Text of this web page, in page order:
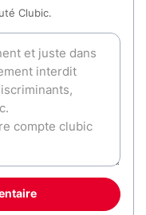
Clubic.